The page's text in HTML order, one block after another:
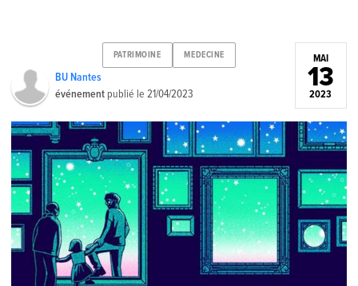
PATRIMOINE MEDECINE
BU Nantes
événement publié le21/04/2023
MAI
13
2023